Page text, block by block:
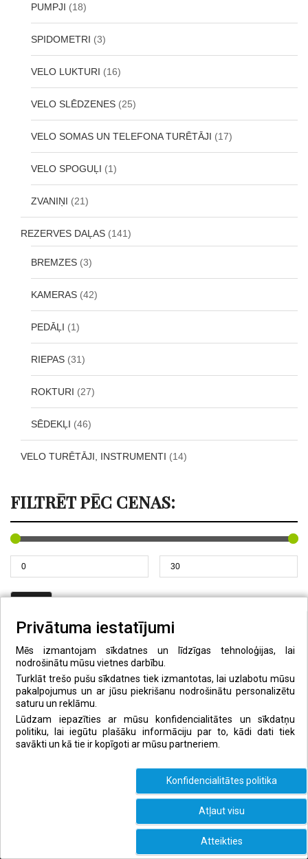
PUMPJI (18)
SPIDOMETRI (3)
VELO LUKTURI (16)
VELO SLĒDZENES (25)
VELO SOMAS UN TELEFONA TURĒTĀJI (17)
VELO SPOGUĻI (1)
ZVANIŅI (21)
REZERVES DAĻAS (141)
BREMZES (3)
KAMERAS (42)
PEDĀĻI (1)
RIEPAS (31)
ROKTURI (27)
SĒDEKĻI (46)
VELO TURĒTĀJI, INSTRUMENTI (14)
FILTRĒT PĒC CENAS:
Cena:0.00 EUR —30.00 EUR
KONTAKTI
Privātuma iestatījumi
Mēs izmantojam sīkdatnes un līdzīgas tehnoloģijas, lai
nodrošinātu mūsu vietnes darbību.
Turklāt trešo pušu sīkdatnes tiek izmantotas, lai uzlabotu mūsu
pakalpojumus un ar jūsu piekrišanu nodrošinātu personalizētu
saturu un reklāmu.
Lūdzam iepazīties ar mūsu konfidencialitātes un sīkdatņu
politiku, lai iegūtu plašāku informāciju par to, kādi dati tiek
savākti un kā tie ir kopīgoti ar mūsu partneriem.
Konfidencialitātes politika
Atļaut visu
Atteikties